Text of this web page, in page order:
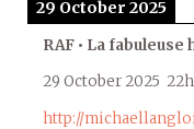
29 October 2025
RAF • La
29 October 2025
http://